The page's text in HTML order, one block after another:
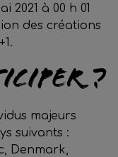
2021 à 00 h 01
des créations
?
majeurs
suivants :
Denmark,